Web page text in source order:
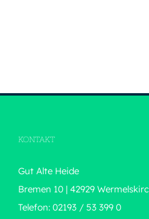
KONTAKT
Gut Alte Heide
Bremen 10 | 42929
Telefon: 02193 / 53 399 0